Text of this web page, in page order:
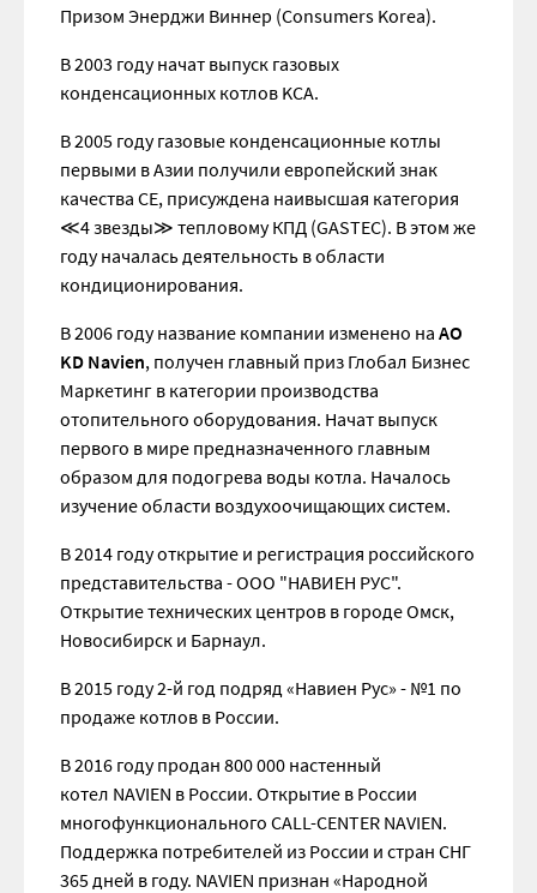
Призом Энерджи Виннер (Consumers Korea).
В 2003 году начат выпуск газовых
конденсационных котлов KCA.
В 2005 году газовые конденсационные котлы
первыми в Азии получили европейский знак
качества СЕ, присуждена наивысшая категория
≪4 звезды≫ тепловому КПД (GASTEC). В этом же
году началась деятельность в области
кондиционирования.
В 2006 году название компании изменено на АО
KD Navien, получен главный приз Глобал Бизнес
Маркетинг в категории производства
отопительного оборудования. Начат выпуск
первого в мире предназначенного главным
образом для подогрева воды котла. Началось
изучение области воздухоочищающих систем.
В 2014 году открытие и регистрация российского
представительства - ООО "НАВИЕН РУС".
Открытие технических центров в городе Омск,
Новосибирск и Барнаул.
В 2015 году 2-й год подряд «Навиен Рус» - №1 по
продаже котлов в России.
В 2016 году продан 800 000 настенный
котел NAVIEN в России. Открытие в России
многофункционального CALL-CENTER NAVIEN.
Поддержка потребителей из России и стран СНГ
365 дней в году. NAVIEN признан «Народной